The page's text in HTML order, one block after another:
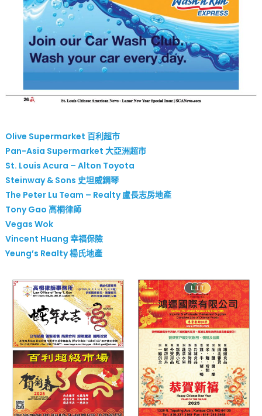
Olive Supermarket 百利超市
Pan-Asia Supermarket 大亞洲超市
St. Louis Acura – Alton Toyota
Steinway & Sons 史坦威鋼琴
The Peter Lu Team – Realty 盧長志房地產
Tony Gao 高桐律師
Vegas Wok
Vincent Huang 幸福保險
Yeung’s Realty 楊氏地產